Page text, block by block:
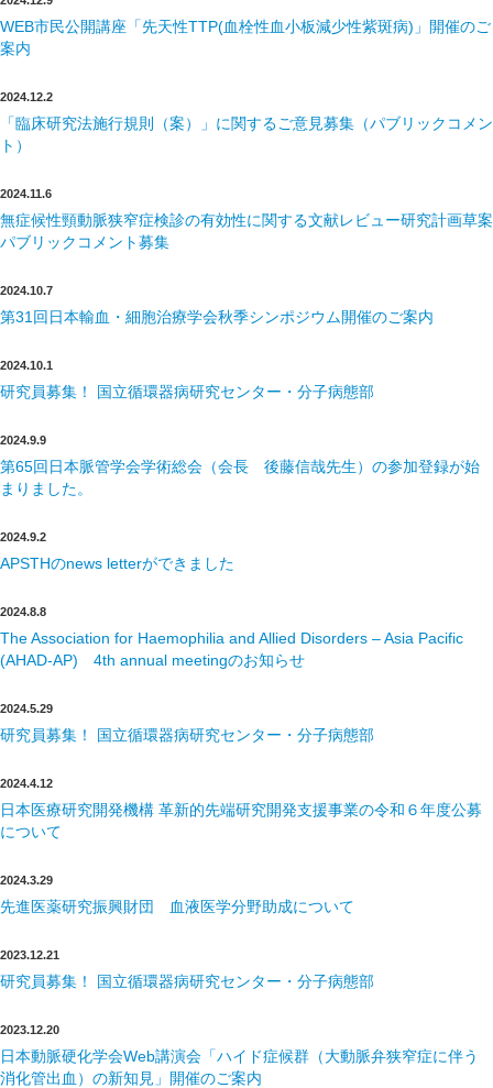
WEB市民公開講座「先天性TTP(血栓性血小板減少性紫斑病)」開催のご
案内
2024.12.2
「臨床研究法施行規則（案）」に関するご意見募集（パブリックコメン
ト）
2024.11.6
無症候性頸動脈狭窄症検診の有効性に関する文献レビュー研究計画草案
パブリックコメント募集
2024.10.7
第31回日本輸血・細胞治療学会秋季シンポジウム開催のご案内
2024.10.1
研究員募集！ 国立循環器病研究センター・分子病態部
2024.9.9
第65回日本脈管学会学術総会（会長 後藤信哉先生）の参加登録が始
まりました。
2024.9.2
APSTHのnews letterができました
2024.8.8
The Association for Haemophilia and Allied Disorders – Asia Pacific
(AHAD-AP) 4th annual meetingのお知らせ
2024.5.29
研究員募集！ 国立循環器病研究センター・分子病態部
2024.4.12
日本医療研究開発機構 革新的先端研究開発支援事業の令和６年度公募
について
2024.3.29
先進医薬研究振興財団 血液医学分野助成について
2023.12.21
研究員募集！ 国立循環器病研究センター・分子病態部
2023.12.20
日本動脈硬化学会Web講演会「ハイド症候群（大動脈弁狭窄症に伴う
消化管出血）の新知見」開催のご案内